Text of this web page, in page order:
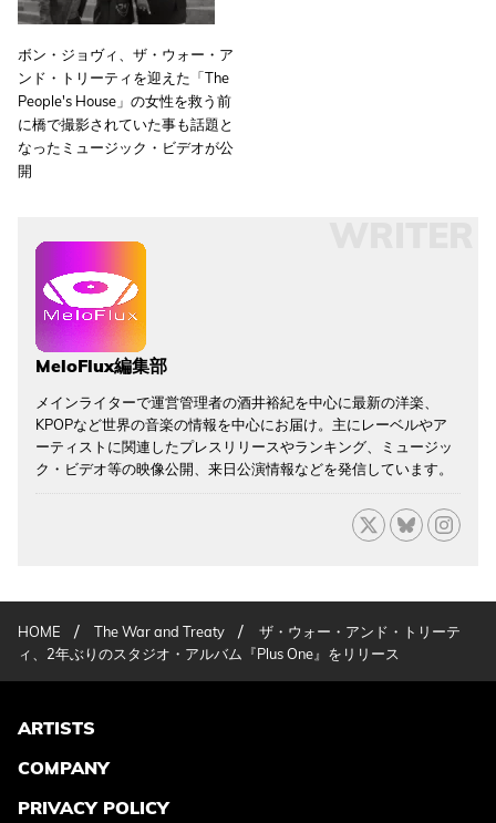
ボン・ジョヴィ、ザ・ウォー・ア
ンド・トリーティを迎えた「The
People's House」の女性を救う前
に橋で撮影されていた事も話題と
なったミュージック・ビデオが公
開
MeloFlux編集部
メインライターで運営管理者の酒井裕紀を中心に最新の洋楽、
KPOPなど世界の音楽の情報を中心にお届け。主にレーベルやア
ーティストに関連したプレスリリースやランキング、ミュージッ
ク・ビデオ等の映像公開、来日公演情報などを発信しています。
HOME / The War and Treaty /
ザ・ウォー・アンド・トリーテ
ィ、2年ぶりのスタジオ・アルバム『Plus One』をリリース
ARTISTS
COMPANY
PRIVACY POLICY